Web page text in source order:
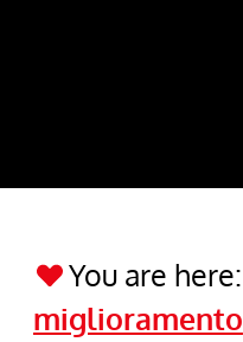
You are here:
miglioramento